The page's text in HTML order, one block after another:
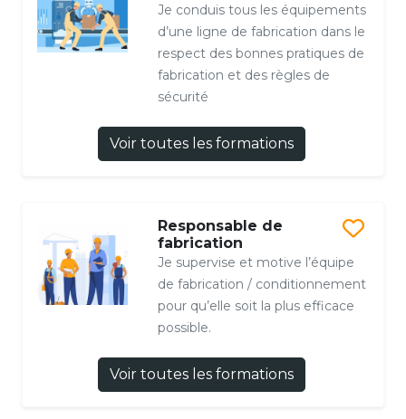
Je conduis tous les équipements
d’une ligne de fabrication dans le
respect des bonnes pratiques de
fabrication et des règles de
sécurité
Voir toutes les formations
Responsable de
fabrication
Je supervise et motive l’équipe
de fabrication / conditionnement
pour qu’elle soit la plus efficace
possible.
Voir toutes les formations